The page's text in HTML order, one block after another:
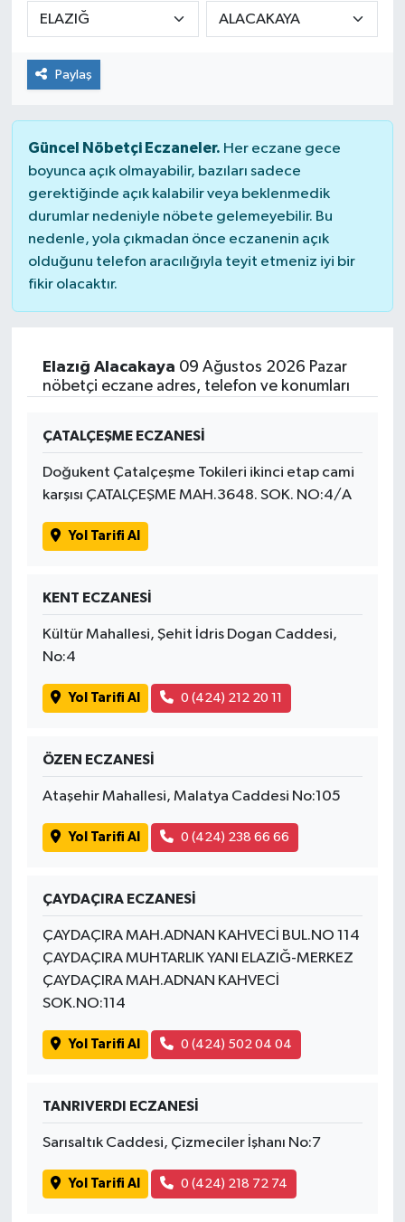
Paylaş
Güncel Nöbetçi Eczaneler. Her eczane gece
boyunca açık olmayabilir, bazıları sadece
gerektiğinde açık kalabilir veya beklenmedik
durumlar nedeniyle nöbete gelemeyebilir. Bu
nedenle, yola çıkmadan önce eczanenin açık
olduğunu telefon aracılığıyla teyit etmeniz iyi bir
fikir olacaktır.
Elazığ Alacakaya 09 Ağustos 2026 Pazar
nöbetçi eczane adres, telefon ve konumları
ÇATALÇEŞME ECZANESİ
Doğukent Çatalçeşme Tokileri ikinci etap cami
karşısı ÇATALÇEŞME MAH.3648. SOK. NO:4/A
Yol Tarifi Al
KENT ECZANESİ
Kültür Mahallesi, Şehit İdris Dogan Caddesi,
No:4
Yol Tarifi Al 0 (424) 212 20 11
ÖZEN ECZANESİ
Ataşehir Mahallesi, Malatya Caddesi No:105
Yol Tarifi Al 0 (424) 238 66 66
ÇAYDAÇIRA ECZANESİ
ÇAYDAÇIRA MAH.ADNAN KAHVECİ BUL.NO 114
ÇAYDAÇIRA MUHTARLIK YANI ELAZIĞ-MERKEZ
ÇAYDAÇIRA MAH.ADNAN KAHVECİ
SOK.NO:114
Yol Tarifi Al 0 (424) 502 04 04
TANRIVERDI ECZANESİ
Sarısaltık Caddesi, Çizmeciler İşhanı No:7
Yol Tarifi Al 0 (424) 218 72 74
Dursunbey
Edremit
EĞİTİM
EKONOMİ
Erdek
Gömeç
Havran
İvrindi
KENT GÜNDEMİ
Kepsut
MAGAZİN
SAĞLIK
Savaştepe
SEYAHAT
SİYASET
SPOR
SÜRMANŞET